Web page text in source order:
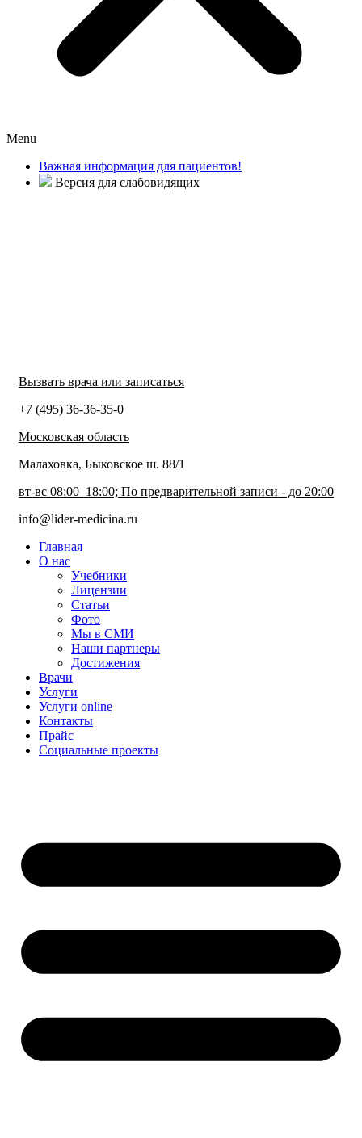
Menu
Важная информация для пациентов!
Версия для слабовидящих
Вызвать врача или записаться
+7 (495) 36-36-35-0
Московская область
Малаховка, Быковское ш. 88/1
вт-вс 08:00–18:00; По предварительной записи - до 20:00
info@lider-medicina.ru
Главная
О нас
Учебники
Лицензии
Статьи
Фото
Мы в СМИ
Наши партнеры
Достижения
Врачи
Услуги
Услуги online
Контакты
Прайс
Социальные проекты